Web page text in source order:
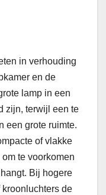
in verhouding
en de
lamp in een
zijn, terwijl een te
een grote ruimte.
of vlakke
te voorkomen
Bij hogere
de